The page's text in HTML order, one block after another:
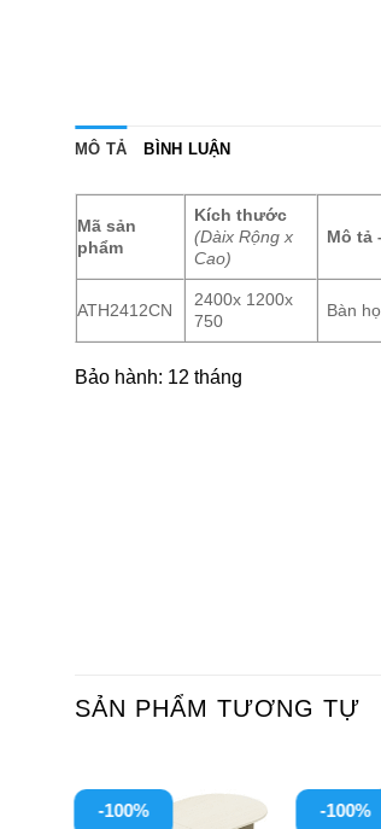
MÔ TẢ BÌNH LUẬN
Mã sản
phẩm
Kích thước
(Dàix Rộng x
Cao)
Mô tả
ATH2412CN
2400x 1200x
750
Bàn
Bảo hành: 12 tháng
SẢN PHẨM TƯƠNG TỰ
-100% -100%